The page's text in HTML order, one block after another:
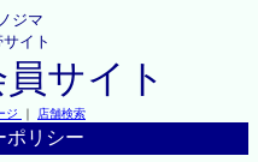
ジマ
イト
サイト
ジ ｜ 店舗検索
ポリシー